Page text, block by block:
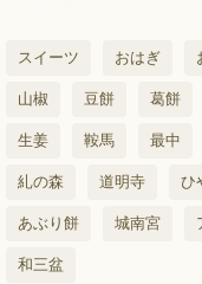
スイーツ おはぎ
山椒 豆餅 葛餅
生姜 鞍馬 最中
糺の森 道明寺 ひ
あぶり餅 城南宮
和三盆